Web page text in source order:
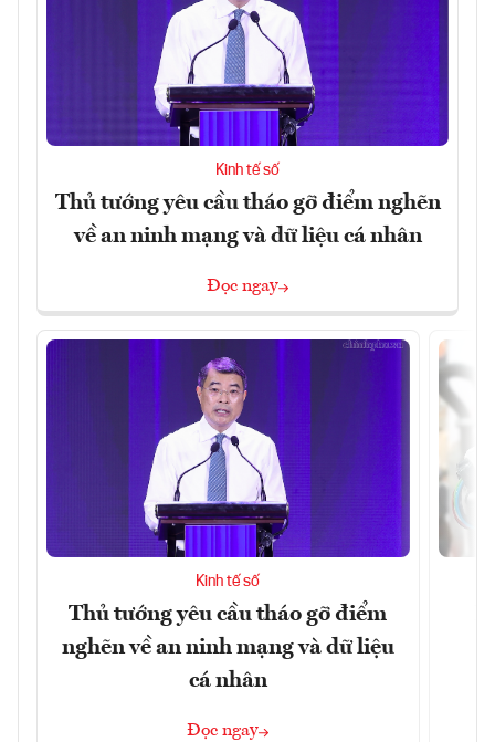
Kinh tế số
Thủ tướng yêu cầu tháo gỡ điểm nghẽn
về an ninh mạng và dữ liệu cá nhân
Đọc ngay
Kinh tế số
Thủ tướng yêu cầu tháo gỡ điểm
nghẽn về an ninh mạng và dữ liệu
cá nhân
Đọc ngay